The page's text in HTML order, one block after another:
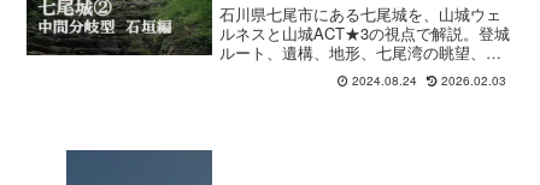
石川県七尾市にある七尾城を、山城ウェ
ルネスと山城ACT★3の視点で解説。登城
ルート、遺構、地形、七尾湾の眺望、和
倉温泉との組み合わせまで、城そのもの
の魅力を丁寧に案内します。
2024.08.24 2026.02.03